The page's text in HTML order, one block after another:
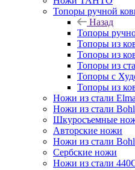
Топоры ручной
Назад
Топоры
Топоры из
Топоры из
Топоры из
Топоры с
Топоры из
Ножи из стали
Ножи из стали
Шкуросъемные
Авторские ножи
Ножи из стали
Сербские ножи
Ножи из стали